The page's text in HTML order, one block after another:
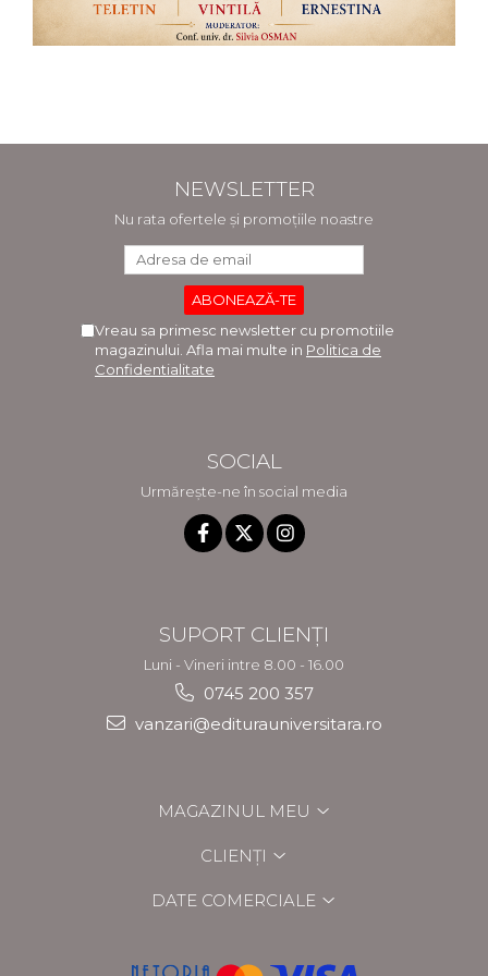
ADMINISTRATIVE
ȘTIINȚE ECONOMICE
ÎN CURS DE APARIȚIE
PACHETE DE STUDIU
ULTIMELE EXEMPLARE
Cum Cumpăr
Livrare
Distribuitori
NEWSLETTER
Nu rata ofertele și promoțiile noastre
Vreau sa primesc newsletter cu promotiile
magazinului. Afla mai multe in Politica de
Confidentialitate
SOCIAL
Urmărește-ne în social media
SUPORT CLIENȚI
Luni - Vineri intre 8.00 - 16.00
0745 200 357
vanzari@editurauniversitara.ro
MAGAZINUL MEU
CLIENȚI
DATE COMERCIALE